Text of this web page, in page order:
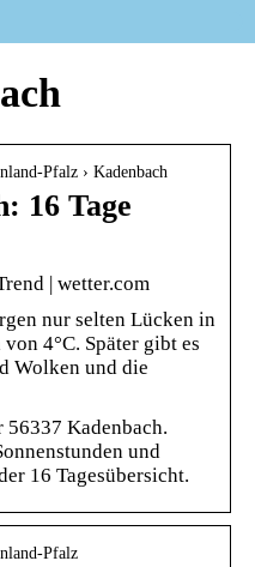
Pfalz › Kadenbach
16 Tage
| wetter.com
nur selten Lücken in
4°C. Später gibt es
Wolken und die
56337 Kadenbach.
und
16 Tagesübersicht.
Pfalz